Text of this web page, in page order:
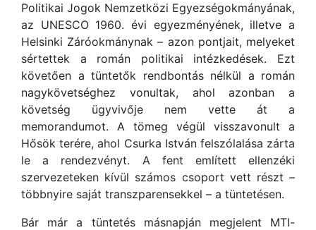
Politikai Jogok Nemzetközi Egyezségokmányának,
az UNESCO 1960. évi egyezményének, illetve a
Helsinki Záróokmánynak – azon pontjait, melyeket
sértettek a román politikai intézkedések. Ezt
követően a tüntetők rendbontás nélkül a román
nagykövetséghez vonultak, ahol azonban a
követség ügyvivője nem vette át a
memorandumot. A tömeg végül visszavonult a
Hősök terére, ahol Csurka István felszólalása zárta
le a rendezvényt. A fent említett ellenzéki
szervezeteken kívül számos csoport vett részt –
többnyire saját transzparensekkel – a tüntetésen.
Bár már a tüntetés másnapján megjelent MTI-